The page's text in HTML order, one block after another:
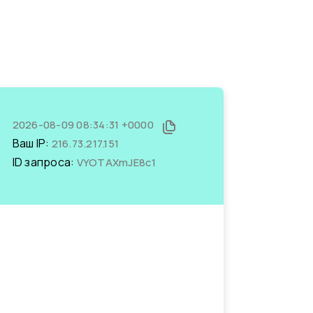
2026-08-09 08:34:31 +0000
Ваш IP: 216.73.217.151
ID запроса: VYOTAXmJE8c1